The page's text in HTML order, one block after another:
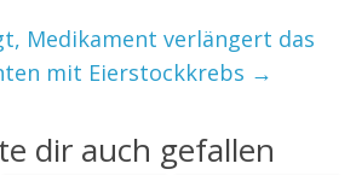
Medikament verlängert das
mit Eierstockkrebs →
dir auch gefallen